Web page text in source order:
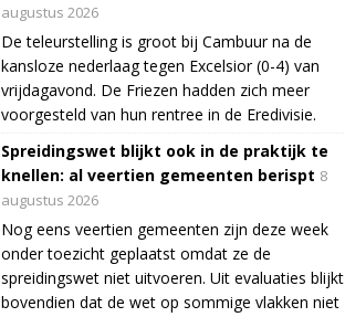
augustus 2026
De teleurstelling is groot bij Cambuur na de
kansloze nederlaag tegen Excelsior (0-4) van
vrijdagavond. De Friezen hadden zich meer
voorgesteld van hun rentree in de Eredivisie.
Spreidingswet blijkt ook in de praktijk te
knellen: al veertien gemeenten berispt 8
augustus 2026
Nog eens veertien gemeenten zijn deze week
onder toezicht geplaatst omdat ze de
spreidingswet niet uitvoeren. Uit evaluaties blijkt
bovendien dat de wet op sommige vlakken niet